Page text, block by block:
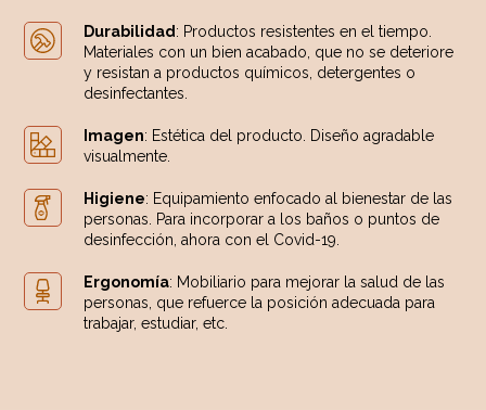
Durabilidad: Productos resistentes en el tiempo.
Materiales con un bien acabado, que no se deteriore
y resistan a productos químicos, detergentes o
desinfectantes.
Imagen: Estética del producto. Diseño agradable
visualmente.
Higiene: Equipamiento enfocado al bienestar de las
personas. Para incorporar a los baños o puntos de
desinfección, ahora con el Covid-19.
Ergonomía: Mobiliario para mejorar la salud de las
personas, que refuerce la posición adecuada para
trabajar, estudiar, etc.